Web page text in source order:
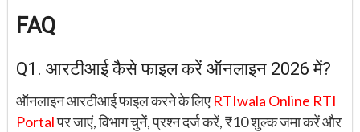
FAQ
Q1. आरटीआई कैसे फाइल करें ऑनलाइन 2026 में?
ऑनलाइन आरटीआई फाइल करने के लिए RTIwala Online RTI
Portalपर जाएं, विभाग चुनें, प्रश्न दर्ज करें, ₹10 शुल्क जमा करें और